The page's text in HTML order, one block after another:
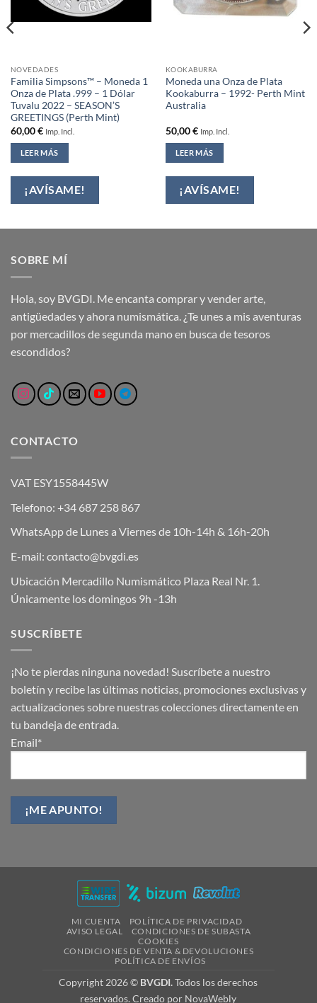
NOVEDADES
Familia Simpsons™ – Moneda 1
Onza de Plata .999 – 1 Dólar
Tuvalu 2022 – SEASON’S
GREETINGS (Perth Mint)
60,00€ Imp. Incl.
LEER MÁS
¡AVÍSAME!
KOOKABURRA
Moneda una Onza de Plata
Kookaburra – 1992- Perth Mint
Australia
50,00€ Imp. Incl.
LEER MÁS
¡AVÍSAME!
SOBRE MÍ
Hola, soy BVGDI. Me encanta comprar y vender arte,
antigüedades y ahora numismática. ¿Te unes a mis aventuras
por mercadillos de segunda mano en busca de tesoros
escondidos?
CONTACTO
VAT ESY1558445W
Telefono: +34 687 258 867
WhatsApp de Lunes a Viernes de 10h-14h & 16h-20h
E-mail: contacto@bvgdi.es
Ubicación Mercadillo Numismático Plaza Real Nr. 1.
Únicamente los domingos 9h -13h
SUSCRÍBETE
¡No te pierdas ninguna novedad! Suscríbete a nuestro
boletín y recibe las últimas noticias, promociones exclusivas y
actualizaciones sobre nuestras colecciones directamente en
tu bandeja de entrada.
Email*
MI CUENTA
POLÍTICA DE PRIVACIDAD
AVISO LEGAL
CONDICIONES DE SUBASTA
COOKIES
CONDICIONES DE VENTA & DEVOLUCIONES
POLÍTICA DE ENVÍOS
Copyright 2026 © BVGDI.Todos los derechos
reservados. Creado por NovaWebly